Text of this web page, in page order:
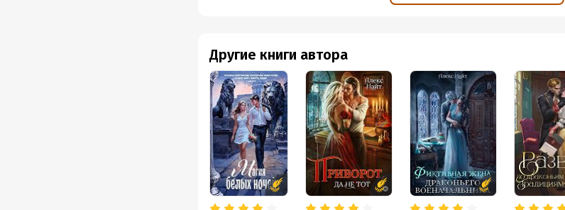
никаких грубостей или принуждения, лишь дружеское подшучивание и
Развитие отношений закономерное и понятное. Сначала у героя было
инициации ради обретения новой способности, но Вася оказалась такой
почему Шторм в неё влюбился. Времени, чтобы узнать друг друга
Вася разглядит, с кем её свела судьба. Да ещё вещие сны...
Если хотите отдохнуть и посмеяться, эта книга однозначно подойдёт! Мне
автору!
Другие книги автора